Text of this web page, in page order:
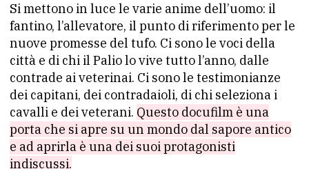
Si mettono in luce le varie anime dell’uomo: il
fantino, l’allevatore, il punto di riferimento per le
nuove promesse del tufo. Ci sono le voci della
città e di chi il Palio lo vive tutto l’anno, dalle
contrade ai veterinai. Ci sono le testimonianze
dei capitani, dei contradaioli, di chi seleziona i
cavalli e dei veterani. Questo docufilm è una
porta che si apre su un mondo dal sapore antico
e ad aprirla è una dei suoi protagonisti
indiscussi.